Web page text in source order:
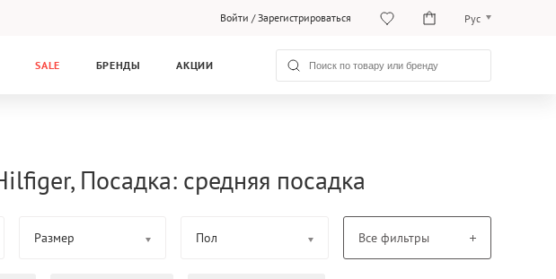
Войти /Зарегистрироваться Рус
Рус
SALE БРЕНДЫ АКЦИИ
Посадка: средняя посадка
Размер Пол Все фильтры